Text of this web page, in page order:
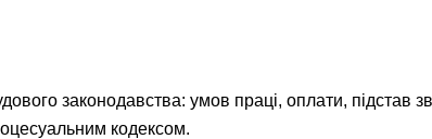
законодавства: умов праці, оплати, підстав
кодексом.